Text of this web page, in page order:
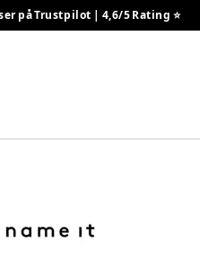
på Trustpilot | 4,6/5 Rating ⭐️